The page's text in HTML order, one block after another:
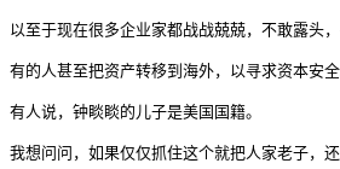
以至于现在很多企业家都战战兢兢，不敢露头
有的人甚至把资产转移到海外，以寻求资本安全
有人说，钟睒睒的儿子是美国国籍。
我想问问，如果仅仅抓住这个就把人家老子，